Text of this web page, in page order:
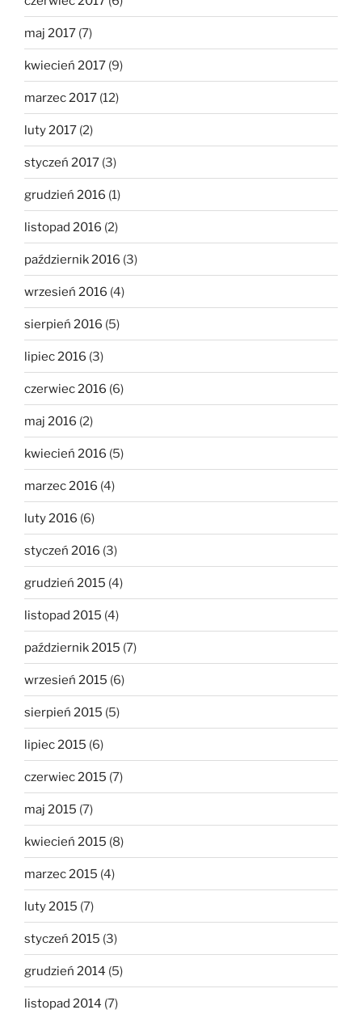
maj 2017 (7)
kwiecień 2017 (9)
marzec 2017 (12)
luty 2017 (2)
styczeń 2017 (3)
grudzień 2016 (1)
listopad 2016 (2)
październik 2016 (3)
wrzesień 2016 (4)
sierpień 2016 (5)
lipiec 2016 (3)
czerwiec 2016 (6)
maj 2016 (2)
kwiecień 2016 (5)
marzec 2016 (4)
luty 2016 (6)
styczeń 2016 (3)
grudzień 2015 (4)
listopad 2015 (4)
październik 2015 (7)
wrzesień 2015 (6)
sierpień 2015 (5)
lipiec 2015 (6)
czerwiec 2015 (7)
maj 2015 (7)
kwiecień 2015 (8)
marzec 2015 (4)
luty 2015 (7)
styczeń 2015 (3)
grudzień 2014 (5)
listopad 2014 (7)